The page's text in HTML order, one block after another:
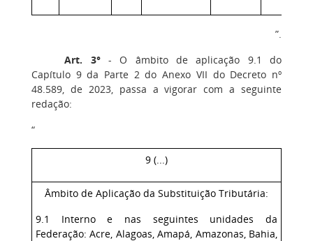
”.
Art. 3°‒ O âmbito de aplicação 9.1 do
Capítulo 9 da Parte 2 do Anexo VII do Decreto nº
48.589, de 2023, passa a vigorar com a seguinte
redação:
“
9 (...)
Âmbito de Aplicação da Substituição Tributária:
9.1 Interno e nas seguintes unidades da
Federação: Acre, Alagoas, Amapá, Amazonas, Bahia,